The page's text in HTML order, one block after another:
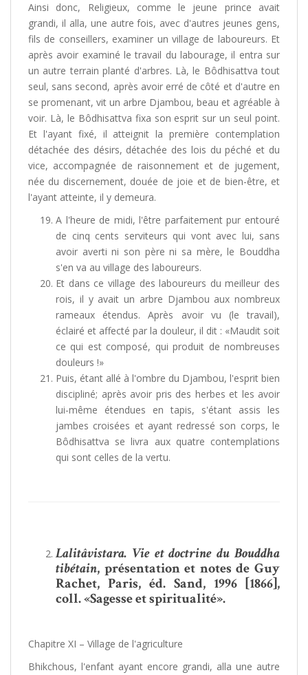
Ainsi donc, Religieux, comme le jeune prince avait
grandi, il alla, une autre fois, avec d'autres jeunes gens,
fils de conseillers, examiner un village de laboureurs. Et
après avoir examiné le travail du labourage, il entra sur
un autre terrain planté d'arbres. Là, le Bôdhisattva tout
seul, sans second, après avoir erré de côté et d'autre en
se promenant, vit un arbre Djambou, beau et agréable à
voir. Là, le Bôdhisattva fixa son esprit sur un seul point.
Et l'ayant fixé, il atteignit la première contemplation
détachée des désirs, détachée des lois du péché et du
vice, accompagnée de raisonnement et de jugement,
née du discernement, douée de joie et de bien-être, et
l'ayant atteinte, il y demeura.
A l'heure de midi, l'être parfaitement pur entouré
de cinq cents serviteurs qui vont avec lui, sans
avoir averti ni son père ni sa mère, le Bouddha
s'en va au village des laboureurs.
Et dans ce village des laboureurs du meilleur des
rois, il y avait un arbre Djambou aux nombreux
rameaux étendus. Après avoir vu (le travail),
éclairé et affecté par la douleur, il dit : «Maudit soit
ce qui est composé, qui produit de nombreuses
douleurs !»
Puis, étant allé à l'ombre du Djambou, l'esprit bien
discipliné; après avoir pris des herbes et les avoir
lui-même étendues en tapis, s'étant assis les
jambes croisées et ayant redressé son corps, le
Bôdhisattva se livra aux quatre contemplations
qui sont celles de la vertu.
Lalitâvistara. Vie et doctrine du Bouddha
tibétain, présentation et notes de Guy
Rachet, Paris, éd. Sand, 1996 [1866],
coll. «Sagesse et spiritualité».
Chapitre XI – Village de l'agriculture
Bhikchous, l'enfant ayant encore grandi, alla une autre